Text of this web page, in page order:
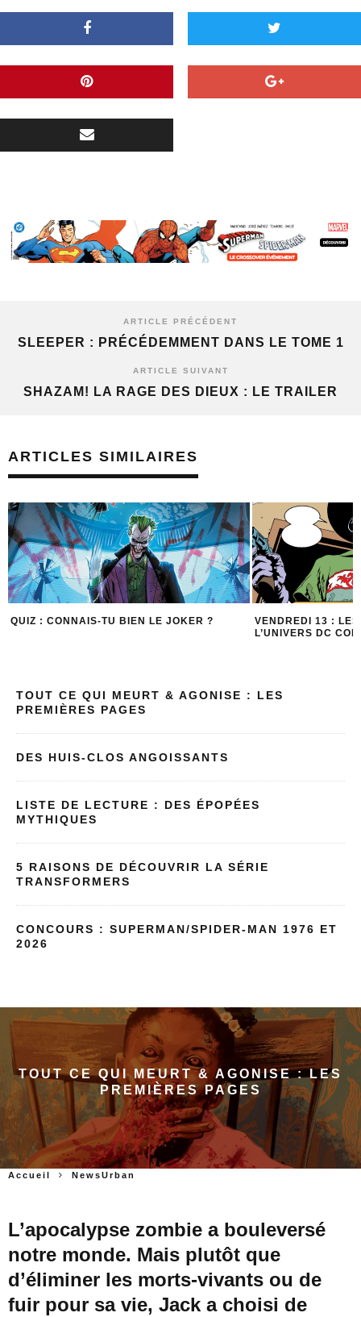
ARTICLE PRÉCÉDENT
SLEEPER : PRÉCÉDEMMENT DANS LE TOME 1
ARTICLE SUIVANT
SHAZAM! LA RAGE DES DIEUX : LE TRAILER
ARTICLES SIMILAIRES
QUIZ : CONNAIS-TU BIEN LE JOKER ?
VENDREDI 13 :
L’UNIVERS DC
TOUT CE QUI MEURT & AGONISE : LES
PREMIÈRES PAGES
DES HUIS-CLOS ANGOISSANTS
LISTE DE LECTURE : DES ÉPOPÉES
MYTHIQUES
5 RAISONS DE DÉCOUVRIR LA SÉRIE
TRANSFORMERS
CONCOURS : SUPERMAN/SPIDER-MAN 1976 ET
2026
TOUT CE QUI MEURT & AGONISE : LES
PREMIÈRES PAGES
Accueil NewsUrban
L’apocalypse zombie a bouleversé
notre monde. Mais plutôt que
d’éliminer les morts-vivants ou de
fuir pour sa vie, Jack a choisi de